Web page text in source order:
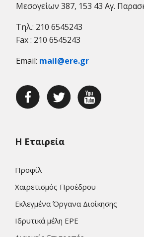
Μεσογείων 387, 153 43 Αγ.
Τηλ.: 210 6545243
Fax : 210 6545243
Email: mail@ere.gr
Η Εταιρεία
Προφίλ
Χαιρετισμός Προέδρου
Εκλεγμένα Όργανα Διοίκησης
Ιδρυτικά μέλη ΕΡΕ